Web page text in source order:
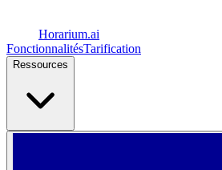
Horarium.ai
FonctionnalitésTarification
Ressources